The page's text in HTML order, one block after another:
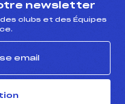
newsletter
clubs et des Équipes